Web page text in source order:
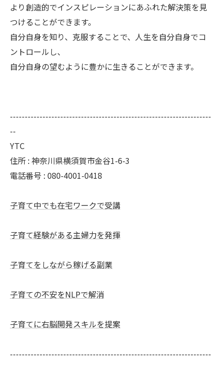
より創造的でインスピレーションにあふれた解決策を見
つけることができます。
自分自身を知り、克服することで、人生を自分自身でコ
ントロールし、
自分自身の望むように豊かに生きることができます。
--------------------------------------------------------------------
--
YTC
住所 : 神奈川県横須賀市金谷1-6-3
電話番号 : 080-4001-0418
子育て中でも在宅ワークで受講
子育て経験がある主婦力を発揮
子育てをしながら稼げる副業
子育ての不安をNLPで解消
子育てに右脳開発スキルを提案
--------------------------------------------------------------------